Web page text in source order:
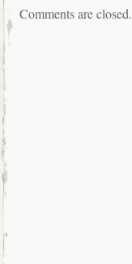
Comments are closed.